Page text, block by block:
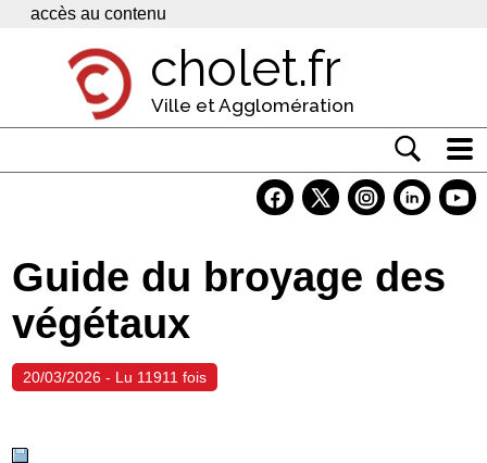
Panneau de gestion des cookies
accès au contenu
cholet.fr
Ville et Agglomération
Economie
Services
Contacts
Guide du broyage des
végétaux
20/03/2026 - Lu 11911 fois